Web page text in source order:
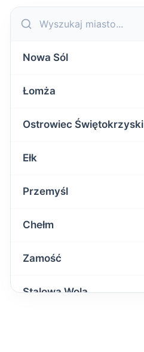
Nowa Sól
Łomża
Ostrowiec Świętokrzyski
Ełk
Przemyśl
Chełm
Zamość
Stalowa Wola